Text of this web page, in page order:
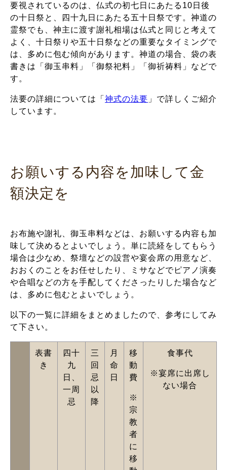
要視されているのは、仏式の初七日にあたる10日後
の十日祭と、四十九日にあたる五十日祭です。神道の
霊祭でも、神主に渡す謝礼相場は仏式と同じと考えて
よく、十日祭りや五十日祭などの重要なタイミングで
は、多めに包む傾向があります。神道の場合、袋の表
書きは「御玉串料」「御祭祀料」「御祈祷料」などで
す。
法要の詳細については「 神式の法要 」で詳しくご紹介
しています。
お願いする内容を加味して金
額決定を
お布施や謝礼、御玉串料などは、お願いする内容も加
味して決めるとよいでしょう。単に読経をしてもらう
場合は少なめ、祭壇などの設営や宴会席の用意など、
おおくのことをお任せしたり、ミサなどでピアノ演奏
や合唱などの方を手配してくださったりした場合など
は、多めに包むとよいでしょう。
以下の一覧に詳細をまとめましたので、参考にしてみ
て下さい。
表書
き
四十
九
日、
一周
忌
三
回
忌
以
降
月
命
日
移
動
費
※
宗
教
者
に
移
食事代
※宴席に出席し
ない場合